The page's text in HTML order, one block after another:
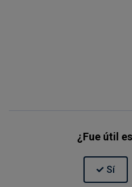
¿Fue útil